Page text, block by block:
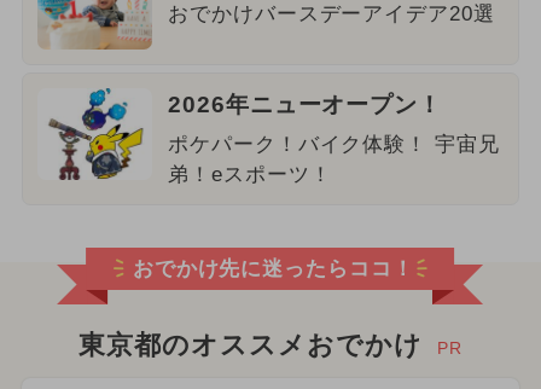
おでかけバースデーアイデア20選
2026年ニューオープン！
ポケパーク！バイク体験！ 宇宙兄
弟！eスポーツ！
おでかけ先に迷ったらココ！
東京都のオススメおでかけ PR